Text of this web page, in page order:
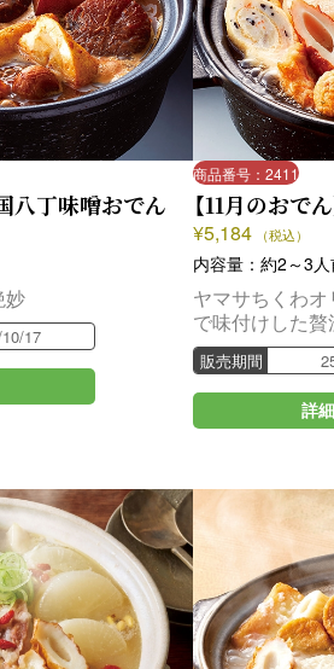
八丁味噌おでん
妙
17
商品番号：2411
【11月のおで
¥5,184 （税込）
内容量：約2～3
ヤマサちくわ
で味付けした
販売期間
詳